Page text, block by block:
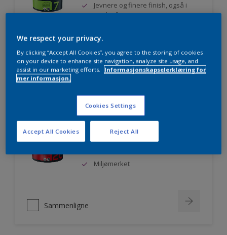
Jevnere og finere finish, også i
mørke farger
Sammenligne
Nordsjö Professional 20
Veggmaling med god dekkevne
Utviklet av og for profesjonelle
Miljømerket
Sammenligne
We respect your privacy.
By clicking “Accept All Cookies”, you agree to the storing of cookies
on your device to enhance site navigation, analyze site usage, and
assist in our marketing efforts.
Informasjonskapselerklæring for
mer informasjon.
Cookies Settings
Reject All
Accept All Cookies